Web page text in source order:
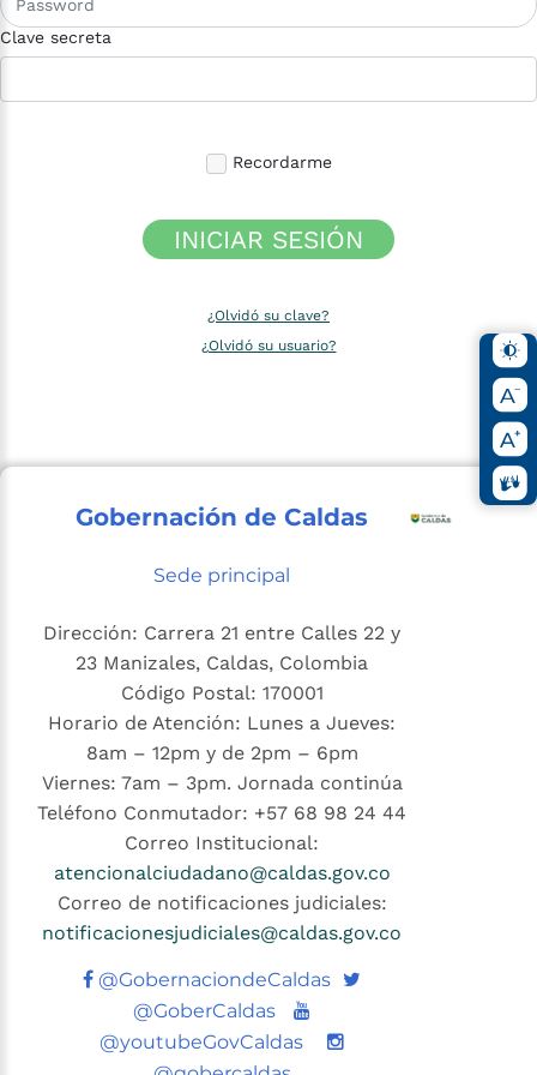
Clave secreta
Recordarme
INICIAR SESIÓN
¿Olvidó su clave?
¿Olvidó su usuario?
Gobernación de Caldas
Sede principal
Dirección: Carrera 21 entre Calles 22 y
23 Manizales, Caldas, Colombia
Código Postal: 170001
Horario de Atención: Lunes a Jueves:
8am – 12pm y de 2pm – 6pm
Viernes: 7am – 3pm. Jornada continúa
Teléfono Conmutador: +57 68 98 24 44
Correo Institucional:
atencionalciudadano@caldas.gov.co
Correo de notificaciones judiciales:
notificacionesjudiciales@caldas.gov.co
@GobernaciondeCaldas Twitter
@GoberCaldas
Youtube
@youtubeGovCaldas